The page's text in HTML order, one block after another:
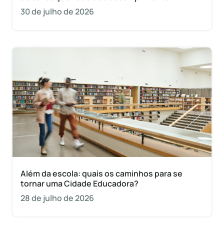
30 de julho de 2026
Além da escola: quais os caminhos para se
tornar uma Cidade Educadora?
28 de julho de 2026